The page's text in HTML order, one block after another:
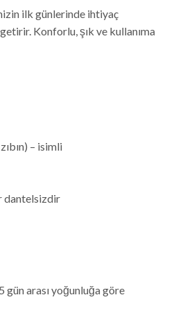
ilk günlerinde ihtiyaç
Konforlu, şık ve kullanıma
– isimli
dantelsizdir
arası yoğunluğa göre